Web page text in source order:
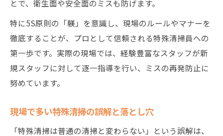
とで、衛生面や安全面のミスも防げます。
特に5S原則の「躾」を意識し、現場のルールやマナーを
徹底することが、プロとして信頼される特殊清掃員への
第一歩です。実際の現場では、経験豊富なスタッフが新
規スタッフに対して逐一指導を行い、ミスの再発防止に
努めています。
現場で多い特殊清掃の誤解と落とし穴
「特殊清掃は普通の清掃と変わらない」という誤解は、